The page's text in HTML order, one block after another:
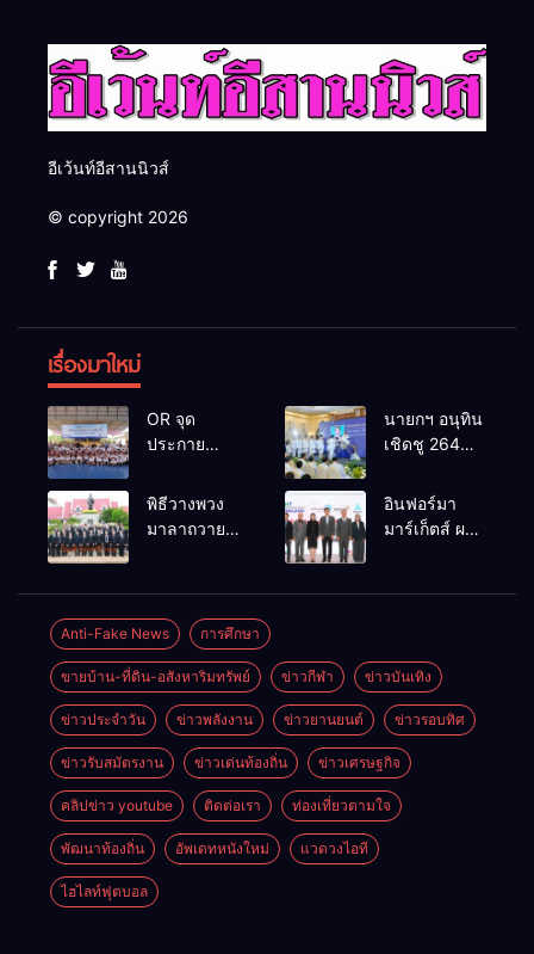
อีเว้นท์อีสานนิวส์
© copyright 2026
เรื่องมาใหม่
OR จุด
ประกาย
เยาวชน ผ่าน
นายกฯ อนุทิน
เชิดชู 264
บ้านยอดเยี่ยม
มอบแหนบ
เกียรติยศแห่ง
พิธีวางพวง
มาลาถวาย
2569 และ
การแข่งขัน
ฟุตบอลวันรพี
เพื่อเชื่อม
ความสัมพันธ์
อันดีของ
หน่วยงานใน
กระบวนการ
ยุติธรรม
อินฟอร์มา
มาร์เก็ตส์ ผนึก
Thailand
2026 เชื่อม 4
งานใหญ่
สร้างโอกาส
ธุรกิจครบ
วงจร ด้วยครับ
Anti-Fake News การศึกษา
ขายบ้าน-ที่ดิน-อสังหาริมทรัพย์ ข่าวกีฬา ข่าวบันเทิง
ข่าวประจำวัน ข่าวพลังงาน ข่าวยานยนต์ ข่าวรอบทิศ
ข่าวรับสมัตรงาน ข่าวเด่นท้องถิ่น ข่าวเศรษฐกิจ
คลิปข่าว youtube ติดต่อเรา ท่องเที่ยวตามใจ
พัฒนาท้องถิ่น อัพเดทหนังใหม่ แวดวงไอที
ไฮไลท์ฟุตบอล